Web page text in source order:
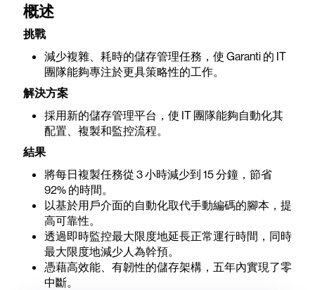
概述
挑戰
減少複雜、耗時的儲存管理任務，使 Garanti 的 IT
團隊能夠專注於更具策略性的工作。
解決方案
採用新的儲存管理平台，使 IT 團隊能夠自動化其
配置、複製和監控流程。
結果
將每日複製任務從 3 小時減少到 15 分鐘，節省
92% 的時間。
以基於用戶介面的自動化取代手動編碼的腳本，提
高可靠性。
透過即時監控最大限度地延長正常運行時間，同時
最大限度地減少人為幹預。
憑藉高效能、有韌性的儲存架構，五年內實現了零
中斷。